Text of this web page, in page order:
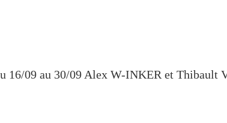
16/09 au 30/09 Alex W-INKER et Thibault